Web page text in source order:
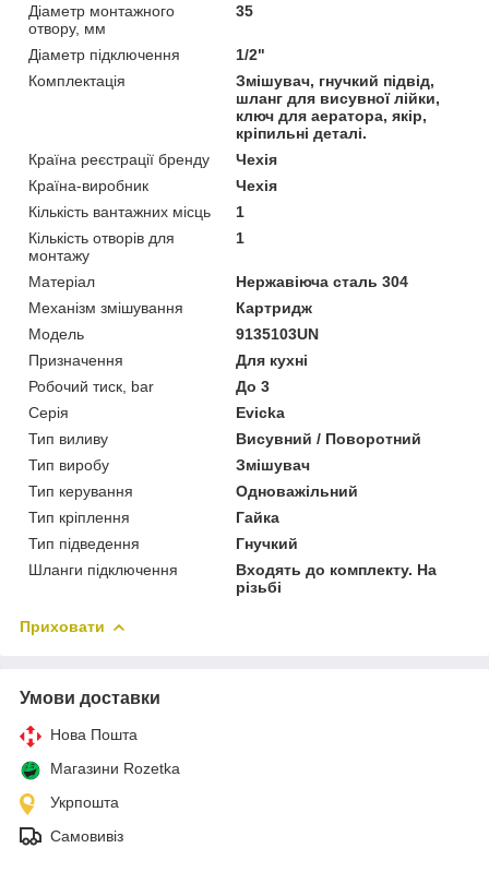
Діаметр монтажного
отвору, мм
35
Діаметр підключення
1/2"
Комплектація
Змішувач, гнучкий підвід,
шланг для висувної лійки,
ключ для аератора, якір,
кріпильні деталі.
Країна реєстрації бренду
Чехія
Країна-виробник
Чехія
Кількість вантажних місць
1
Кількість отворів для
монтажу
1
Матеріал
Нержавіюча сталь 304
Механізм змішування
Картридж
Мoдель
9135103UN
Призначення
Для кухні
Робочий тиск, bar
До 3
Серія
Evicka
Тип виливу
Висувний / Поворотний
Тип виробу
Змішувач
Тип керування
Одноважільний
Тип кріплення
Гайка
Тип підведення
Гнучкий
Шланги підключення
Входять до комплекту. На
різьбі
Приховати
Умови доставки
Нова Пошта
Магазини Rozetka
Укрпошта
Самовивіз